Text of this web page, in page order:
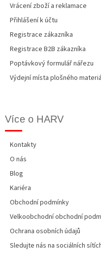
Vrácení zboží a reklamace
Přihlášení k účtu
Registrace zákazníka
Registrace B2B zákazníka
Poptávkový formulář nářezu
Výdejní místa plošného
Více o HARV
Kontakty
O nás
Blog
Kariéra
Obchodní podmínky
Velkoobchodní obchodní
Ochrana osobních údajů
Sledujte nás na sociálních